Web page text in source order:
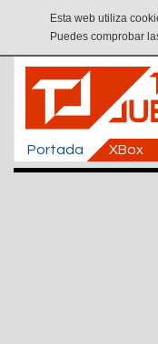
Esta web utiliza
Puedes comprobar
Portada XBox